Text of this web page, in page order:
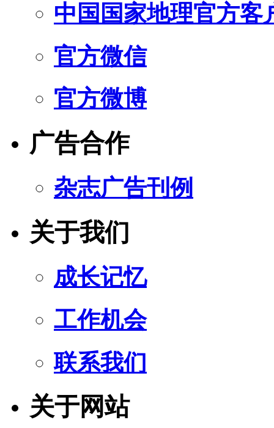
中国国家地理官方客
官方微信
官方微博
广告合作
杂志广告刊例
关于我们
成长记忆
工作机会
联系我们
关于网站